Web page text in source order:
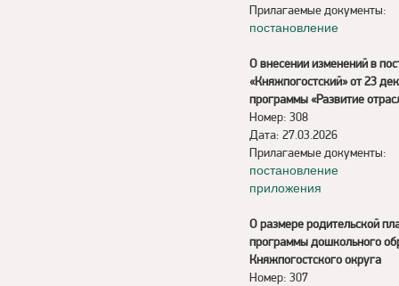
Прилагаемые документы:
постановление
О внесении изменений в
«Княжпогостский» от 23
программы «Развитие
Номер: 308
Дата: 27.03.2026
Прилагаемые документы:
постановление
приложения
О размере родительской
программы дошкольного
Княжпогостского округа
Номер: 307